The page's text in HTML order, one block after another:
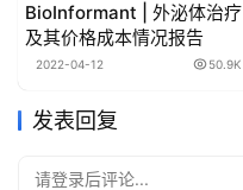
BioInformant | 外泌体治疗
及其价格成本情况报告
2022-04-12 50.9K
发表回复
请登录后评论...